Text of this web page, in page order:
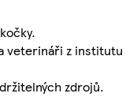
veterináři z institutu
zdrojů.